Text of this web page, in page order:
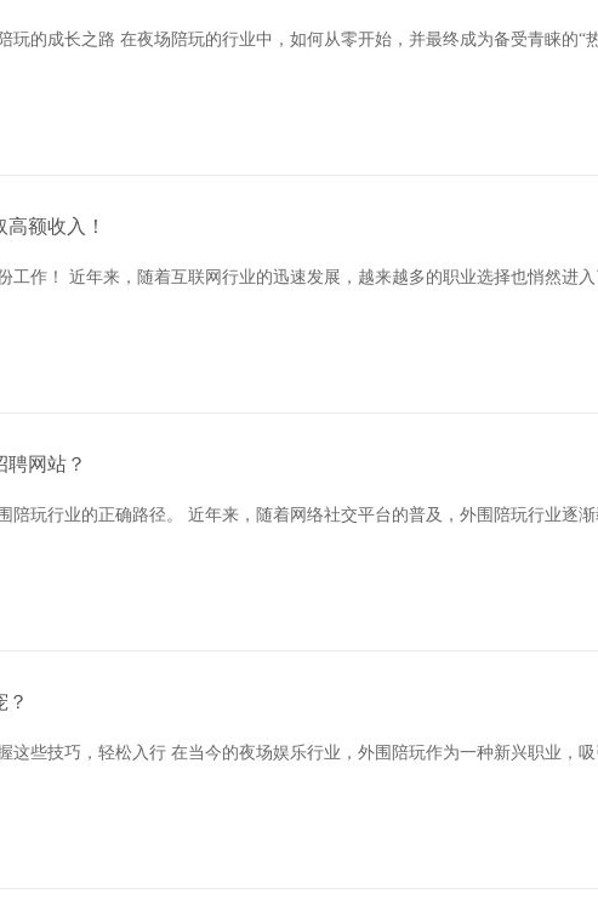
玩的成长之路 在夜场陪玩的行业中，如何从零开始，并最终成为备受青睐的“
额收入！
工作！ 近年来，随着互联网行业的迅速发展，越来越多的职业选择也悄然进
网站？
陪玩行业的正确路径。 近年来，随着网络社交平台的普及，外围陪玩行业逐
？
这些技巧，轻松入行 在当今的夜场娱乐行业，外围陪玩作为一种新兴职业，